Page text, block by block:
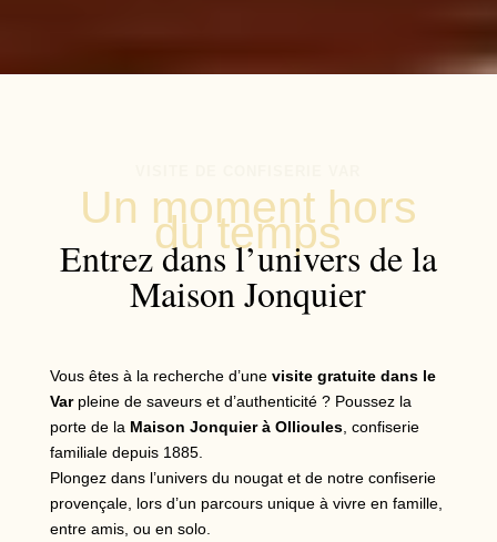
Un moment hors
du temps
Entrez dans l’univers de la
Maison Jonquier
Vous êtes à la recherche d’une visite gratuite dans le
Varpleine de saveurs et d’authenticité ? Poussez la
porte de la Maison Jonquier à Ollioules, confiserie
familiale depuis 1885.
Plongez dans l’univers du nougat et de notre confiserie
provençale, lors d’un parcours unique à vivre en famille,
entre amis, ou en solo.